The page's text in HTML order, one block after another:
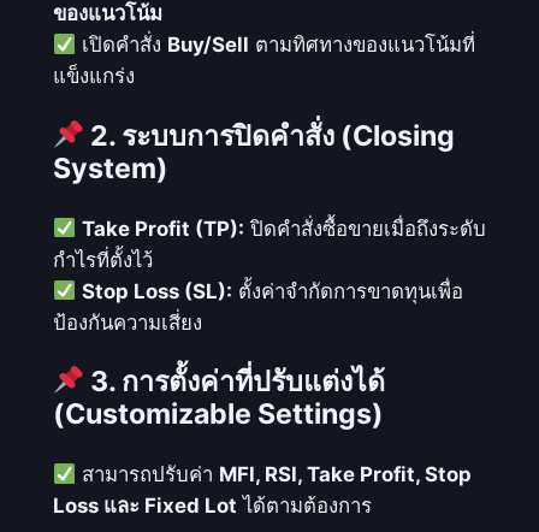
ด์
อ
ย่
ง
แ
น
ยำ
ด้
ว
ร
ะ
บ
M
ของแนวโน้ม
เปิดคำสั่ง Buy/Sell ตามทิศทางของแนวโน้มที่
แข็งแกร่ง
2. ระบบการปิดคำสั่ง (Closing
System)
Take Profit (TP): ปิดคำสั่งซื้อขายเมื่อถึงระดับ
กำไรที่ตั้งไว้
Stop Loss (SL): ตั้งค่าจำกัดการขาดทุนเพื่อ
ป้องกันความเสี่ยง
3. การตั้งค่าที่ปรับแต่งได้
(Customizable Settings)
สามารถปรับค่า MFI, RSI, Take Profit, Stop
Loss และ Fixed Lot ได้ตามต้องการ